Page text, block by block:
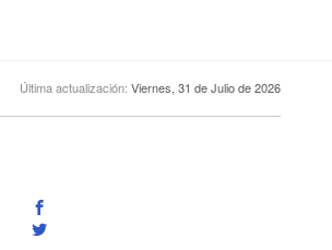
Última actualización: Viernes, 31 de Julio de 2026